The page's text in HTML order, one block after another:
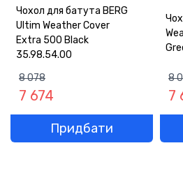
Чохол для батута BERG
Ultim Weather Cover
Extra 500 Black
35.98.54.00
8 078
7 674
Придбати
8
7